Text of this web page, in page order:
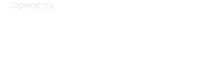
Operatora.